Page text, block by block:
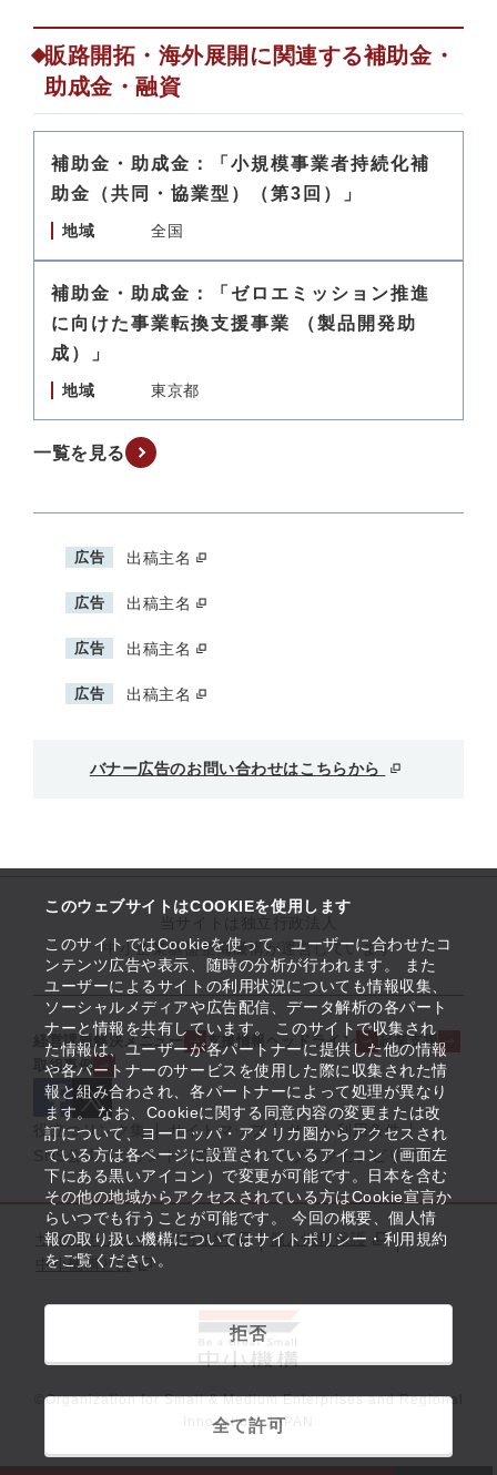
このウェブサイトはCOOKIEを使用します
このサイトではCookieを使って、ユーザーに合わせたコ
ンテンツ広告や表示、随時の分析が行われます。 また
ユーザーによるサイトの利用状況についても情報収集、
ソーシャルメディアや広告配信、データ解析の各パート
ナーと情報を共有しています。 このサイトで収集され
た情報は、ユーザーが各パートナーに提供した他の情報
や各パートナーのサービスを使用した際に収集された情
報と組み合わされ、各パートナーによって処理が異なり
ます。 なお、Cookieに関する同意内容の変更または改
訂について、ヨーロッパ・アメリカ圏からアクセスされ
ている方は各ページに設置されているアイコン（画面左
下にある黒いアイコン）で変更が可能です。日本を含む
その他の地域からアクセスされている方はCookie宣言か
らいつでも行うことが可能です。 今回の概要、個人情
報の取り扱い機構についてはサイトポリシー・利用規約
をご覧ください。
拒否
全て許可
販路開拓・海外展開に関連する補助金・
助成金・融資
補助金・助成金：「小規模事業者持続化補
助金（共同・協業型）（第3回）」
地域 全国
補助金・助成金：「ゼロエミッション推進
に向けた事業転換支援事業 （製品開発助
成）」
地域 東京都
一覧を見る
広告 出稿主名
広告 出稿主名
広告 出稿主名
広告 出稿主名
バナー広告のお問い合わせはこちらから
中小企業基盤整備機構が運営しています
経営課題解決メニュー 支援情報ヘッドライン
起業支援
取組事例
役立つリンク集 サイトマップ
サイト利用条件
SNS公式アカウント一覧
ウェブアクセシビリティ
サイトポリシー・利用規約
個人情報保護
中小機構とは
©Organization for Small & Medium Enterprises and Regional
Innovation, JAPAN